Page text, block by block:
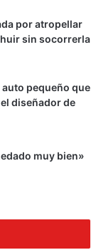
por atropellar
sin socorrerla
pequeño que
diseñador de
muy bien»